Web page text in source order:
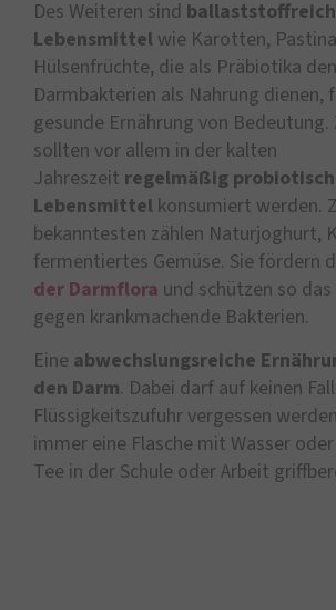
Des Weiteren sind
Lebensmittel wie Karotten,
Hülsenfrüchte, die als Präbiotika
Darmbakterien als Nahrung dienen,
gesunde Ernährung von
sollten vor allem in der kalten
Jahreszeit regelmäßig
Lebensmittel konsumiert werden.
bekanntesten zählen Naturjoghurt,
fermentiertes Gemüse. Sie fördern
der Darmflora und schützen so
gegen krankmachende Bakterien.
Eine abwechslungsreiche
den Darm. Dabei darf auf keinen
Flüssigkeitszufuhr vergessen
immer eine Flasche mit Wasser
Tee in der Schule oder Arbeit